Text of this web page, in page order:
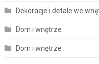
Dekoracje i detale we
Dom i wnętrze
Dom i wnętrze